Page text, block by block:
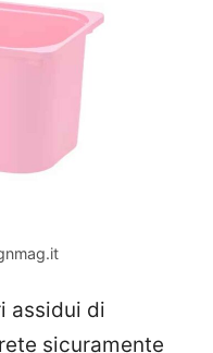
assidui di
sicuramente